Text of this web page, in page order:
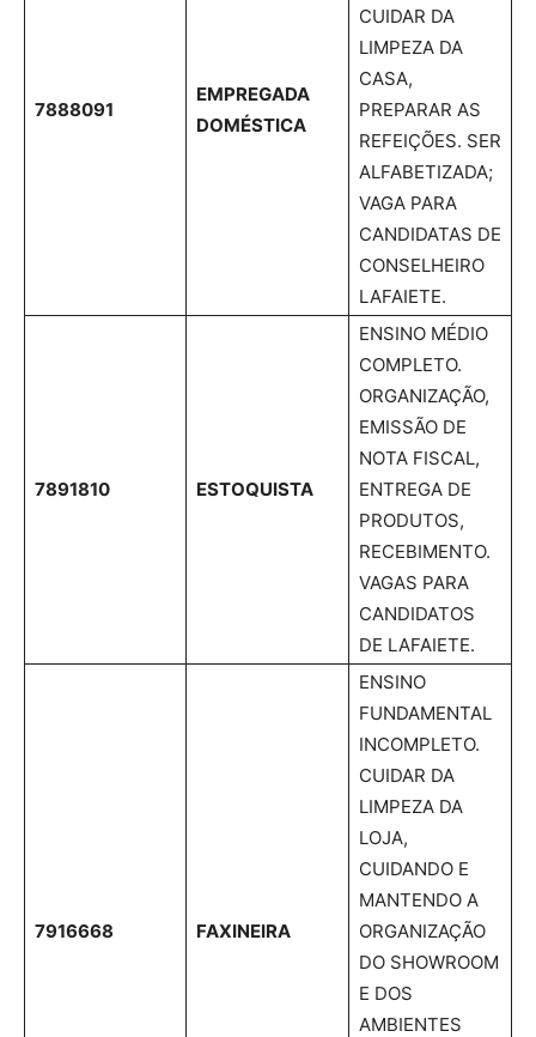
7888091
EMPREGADA
DOMÉSTICA
CUIDAR DA
LIMPEZA DA
CASA,
PREPARAR AS
REFEIÇÕES. SER
ALFABETIZADA;
VAGA PARA
CANDIDATAS DE
CONSELHEIRO
LAFAIETE.
7891810 ESTOQUISTA
ENSINO MÉDIO
COMPLETO.
ORGANIZAÇÃO,
EMISSÃO DE
NOTA FISCAL,
ENTREGA DE
PRODUTOS,
RECEBIMENTO.
VAGAS PARA
CANDIDATOS
DE LAFAIETE.
7916668 FAXINEIRA
ENSINO
FUNDAMENTAL
INCOMPLETO.
CUIDAR DA
LIMPEZA DA
LOJA,
CUIDANDO E
MANTENDO A
ORGANIZAÇÃO
DO SHOWROOM
E DOS
AMBIENTES